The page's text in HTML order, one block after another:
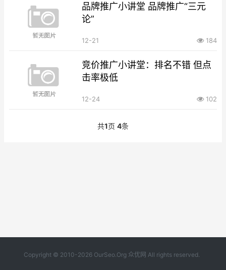
品牌推广小讲堂 品牌推广“三元
论”
12-21 184
竞价推广小讲堂：排名不错 但点
击率极低
12-24 102
共1页 4条
Copyright © 2010-2026 OurSeo.Org 众优网 All rights reserved.